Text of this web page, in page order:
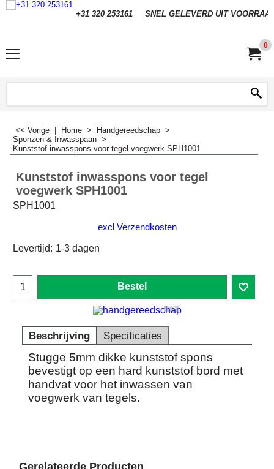
+31 320 253161 SNEL GELEVERD UIT
0
<< Vorige Home > Handgereedschap >
Sponzen & Inwasspaan >
Kunststof inwasspons voor tegel voegwerk SPH1001
Kunststof inwasspons voor tegel
voegwerk SPH1001
SPH1001
excl Verzendkosten
Levertijd: 1-3 dagen
Bestel
Beschrijving Specificaties
Stugge 5mm dikke kunststof spons
bevestigt op een hard kunststof bord met
handvat voor het inwassen van
voegwerk van tegels.
Gerelateerde Producten